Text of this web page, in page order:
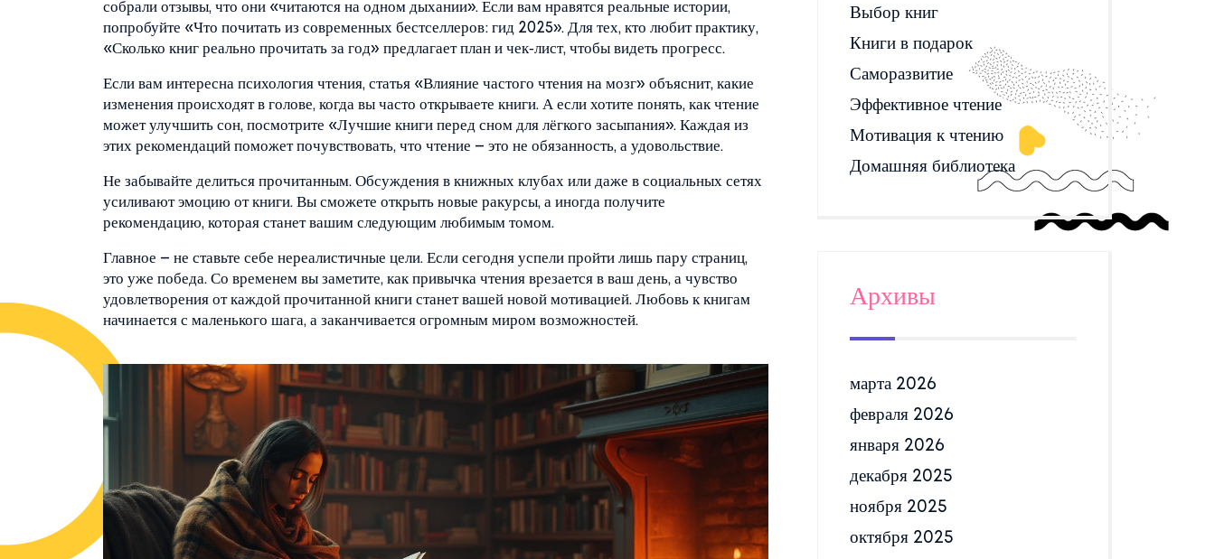
собрали отзывы, что они «читаются на одном дыхании». Если вам нравятся реальные истории,
попробуйте «Что почитать из современных бестселлеров: гид 2025». Для тех, кто любит практику,
«Сколько книг реально прочитать за год» предлагает план и чек‑лист, чтобы видеть прогресс.
Если вам интересна психология чтения, статья «Влияние частого чтения на мозг» объяснит, какие
изменения происходят в голове, когда вы часто открываете книги. А если хотите понять, как чтение
может улучшить сон, посмотрите «Лучшие книги перед сном для лёгкого засыпания». Каждая из
этих рекомендаций поможет почувствовать, что чтение – это не обязанность, а удовольствие.
Не забывайте делиться прочитанным. Обсуждения в книжных клубах или даже в социальных сетях
усиливают эмоцию от книги. Вы сможете открыть новые ракурсы, а иногда получите
рекомендацию, которая станет вашим следующим любимым томом.
Главное – не ставьте себе нереалистичные цели. Если сегодня успели пройти лишь пару страниц,
это уже победа. Со временем вы заметите, как привычка чтения врезается в ваш день, а чувство
удовлетворения от каждой прочитанной книги станет вашей новой мотивацией. Любовь к книгам
начинается с маленького шага, а заканчивается огромным миром возможностей.
Выбор книг
Книги в подарок
Саморазвитие
Эффективное чтение
Мотивация к чтению
Домашняя библиотека
Архивы
марта 2026
февраля 2026
января 2026
декабря 2025
ноября 2025
октября 2025